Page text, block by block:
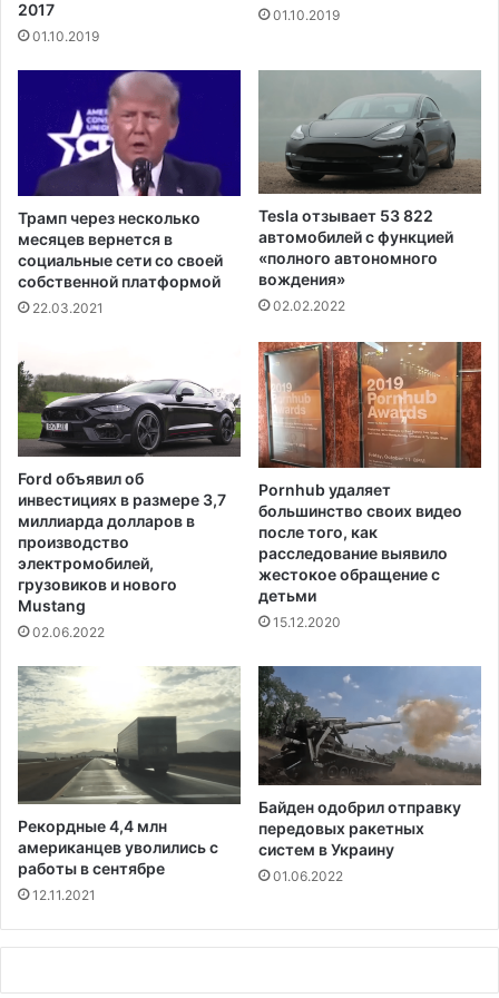
о
р
б
з
а
р
ш
и
т
п
о
е
т
S
p
c
e
X
е
й
ч
о
я
т
с
в
н
о
в
й
а
з
е
»
п
н
д
е
м
и
к
р
о
а
2017
01.10.2019
01.10.2019
Трамп через несколько
месяцев вернется в
социальные сети со своей
собственной платформой
22.03.2021
Tesla отзывает 53 822
автомобилей с функцией
«полного автономного
вождения»
02.02.2022
Ford объявил об
инвестициях в размере 3,7
миллиарда долларов в
производство
электромобилей,
грузовиков и нового
Mustang
02.06.2022
Pornhub удаляет
большинство своих видео
после того, как
расследование выявило
жестокое обращение с
детьми
15.12.2020
Рекордные 4,4 млн
американцев уволились с
работы в сентябре
12.11.2021
Байден одобрил отправку
передовых ракетных
систем в Украину
01.06.2022